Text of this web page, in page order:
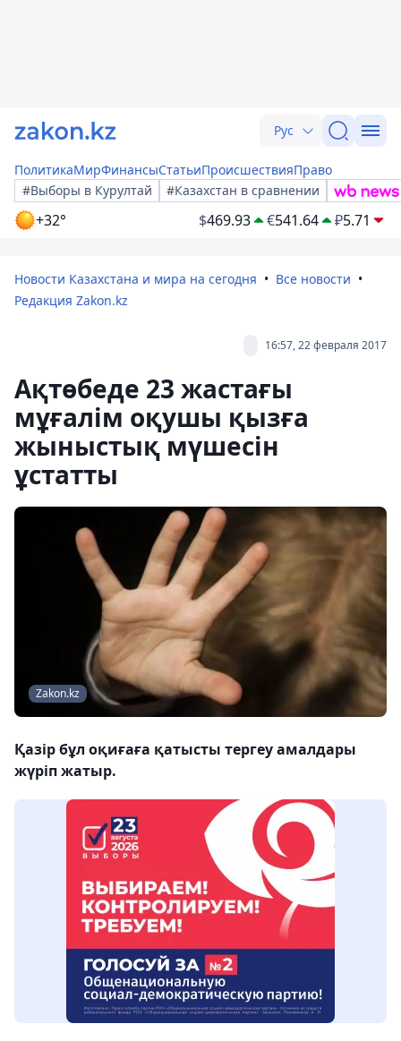
Рус
ПолитикаМирФинансыСтатьиПроисшествияПраво
#Выборы в Курултай
#Казахстан в сравнении
+32° $469.93 €541.64 ₽5.71
Новости Казахстана и мира на сегодня
Все новости
Редакция Zakon.kz
16:57, 22 февраля 2017
Ақтөбеде 23 жастағы
мұғалім оқушы қызға
жыныстық мүшесін
ұстатты
Zakon.kz
Қазір бұл оқиғаға қатысты тергеу амалдары
жүріп жатыр.